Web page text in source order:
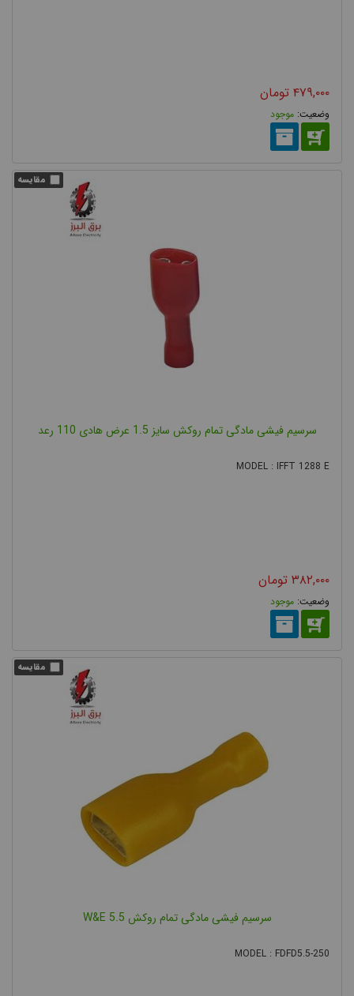
۴۷۹,۰۰۰ تومان
موجود
سرسیم فیشی مادگی تمام روکش سایز 1.5 عرض هادی 110 رعد
MODEL : IFFT 1288 E
۳۸۲,۰۰۰ تومان
موجود
سرسیم فیشی مادگی تمام روکش 5.5 W&E
MODEL : FDFD5.5-250